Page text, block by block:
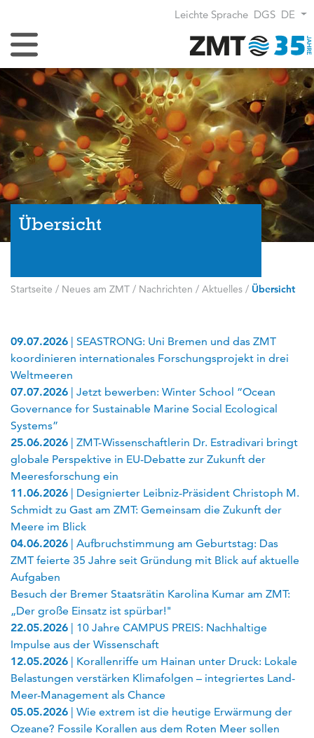
Leichte Sprache DGS DE
Navigation umschalten
Übersicht
Startseite / Neues am ZMT / Nachrichten / Aktuelles / Übersicht
09.07.2026 | SEASTRONG: Uni Bremen und das ZMT
koordinieren internationales Forschungsprojekt in drei
Weltmeeren
07.07.2026 | Jetzt bewerben: Winter School “Ocean
Governance for Sustainable Marine Social Ecological
Systems”
25.06.2026 | ZMT-Wissenschaftlerin Dr. Estradivari bringt
globale Perspektive in EU-Debatte zur Zukunft der
Meeresforschung ein
11.06.2026 | Designierter Leibniz-Präsident Christoph M.
Schmidt zu Gast am ZMT: Gemeinsam die Zukunft der
Meere im Blick
04.06.2026 | Aufbruchstimmung am Geburtstag: Das
ZMT feierte 35 Jahre seit Gründung mit Blick auf aktuelle
Aufgaben
Besuch der Bremer Staatsrätin Karolina Kumar am ZMT:
„Der große Einsatz ist spürbar!"
22.05.2026 | 10 Jahre CAMPUS PREIS: Nachhaltige
Impulse aus der Wissenschaft
12.05.2026 | Korallenriffe um Hainan unter Druck: Lokale
Belastungen verstärken Klimafolgen – integriertes Land-
Meer-Management als Chance
05.05.2026 | Wie extrem ist die heutige Erwärmung der
Ozeane? Fossile Korallen aus dem Roten Meer sollen